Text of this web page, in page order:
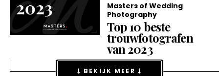
Masters of Wedding
Photography
Top 10 beste
trouwfotografen
van 2023
BEKIJK MEER